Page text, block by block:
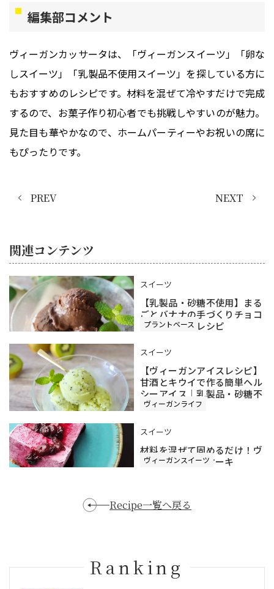
編集部コメント
ヴィーガンカッサータは、「ヴィーガンスイーツ」「卵な
しスイーツ」「乳製品不使用スイーツ」を探している方に
もおすすめのレシピです。材料を混ぜて冷やすだけで完成
するので、お菓子作り初心者でも挑戦しやすいのが魅力。
見た目も華やかなので、ホームパーティーやお祝いの席に
もぴったりです。
PREV NEXT
関連コンテンツ
スイーツ
【乳製品・砂糖不使用】まる
ごとバナナの手づくりチョコ
アイス｜簡単レシピ
プラントベース
スイーツ
【ヴィーガンアイスレシピ】
甘酒とキウイで作る簡単ヘル
シーアイス｜乳製品・砂糖不
使用
ヴィーガンライフ
スイーツ
材料を混ぜて固めるだけ！ヴ
ィーガンアイスケーキ
ヴィーガンスイーツ
Ranking
Recipe一覧へ戻る